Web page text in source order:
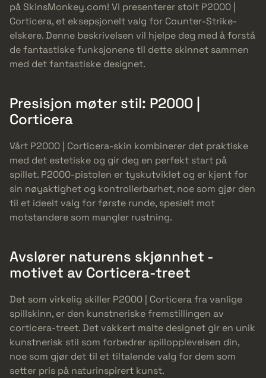
på SkinsMonkey.com! Vi presenterer stolt P2000 |
Corticera, et eksepsjonelt valg for Counter-Strike-
elskere. Denne beskrivelsen vil hjelpe deg med å forstå
de fantastiske funksjonene til dette skinnet sammen
med det fantastiske designet.
Presisjon møter stil: P2000 |
Corticera
Vårt P2000 | Corticera-skin kombinerer det praktiske
med det estetiske og gir deg en perfekt start på
spillet. P2000-pistolen er tyskutviklet og er kjent for
sin nøyaktighet og kontrollerbarhet, noe som gjør den
til et ideelt valg for første runde, spesielt mot
motstandere som mangler rustning.
Avslører naturens skjønnhet -
motivet av Corticera-treet
Det som virkelig skiller P2000 | Corticera fra vanlige
spillskinn, er den kunstneriske fremstillingen av
corticera-treet. Det vakkert malte designet gir en unik
kunstnerisk stil som forbedrer spillopplevelsen din,
noe som gjør det til et tiltalende valg for dem som
setter pris på naturinspirert kunst.